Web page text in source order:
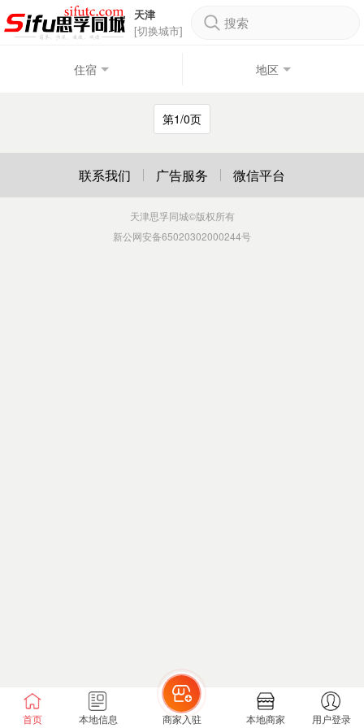
天津
[切换城市]
搜索
住宿 地区
第1/0页
首页 本地信息 商家入驻 本地商家 用户登录
联系我们 广告服务 微信平台
天津思孚同城©版权所有
新公网安备65020302000244号